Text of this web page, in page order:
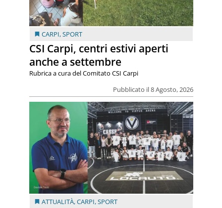
CARPI,SPORT
CSI Carpi, centri estivi aperti
anche a settembre
Pubblicato il 8 Agosto, 2026
Rubrica a cura del Comitato CSI Carpi
ATTUALITÀ,CARPI,SPORT